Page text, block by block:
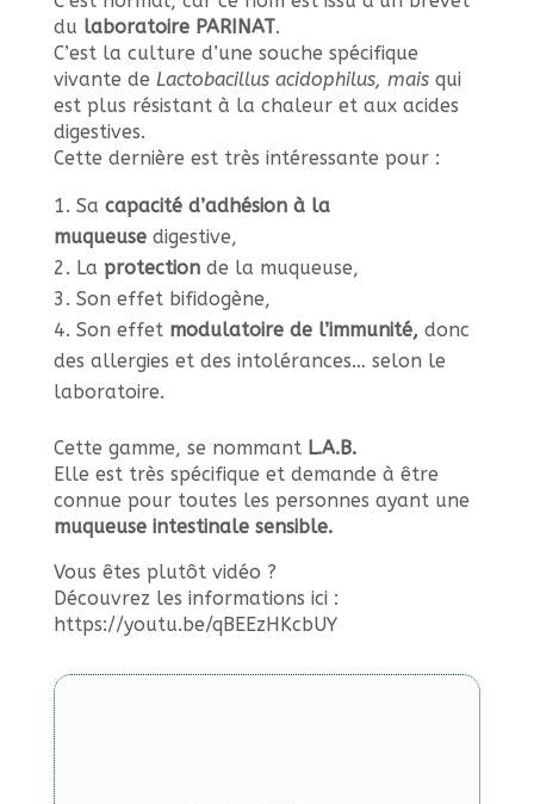
du laboratoire PARINAT.
C’est la culture d’une souche spécifique
vivante de Lactobacillus acidophilus, maisqui
est plus résistant à la chaleur et aux acides
digestives.
Cette dernière est très intéressante pour :
Sa capacité d’adhésion à la
muqueusedigestive,
La protectionde la muqueuse,
Son effet bifidogène,
Son effet modulatoire de l’immunité, donc
des allergies et des intolérances… selon le
laboratoire.
Cette gamme, se nommant L.A.B.
Elle est très spécifique et demande à être
connue pour toutes les personnes ayant une
muqueuse intestinale sensible.
Vous êtes plutôt vidéo ?
Découvrez les informations ici :
https://youtu.be/qBEEzHKcbUY